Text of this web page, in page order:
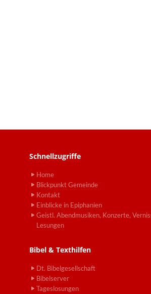
Schnellzugriffe
Home
Blickpunkt Gemeinde
Kontakt
Einblicke in Epiphanien
Geistl. Abendmusiken, Konzerte,
Lesungen
Bibel & Texthilfen
Dt. Bibelgesellschaft
Bibelserver
Tageslosungen